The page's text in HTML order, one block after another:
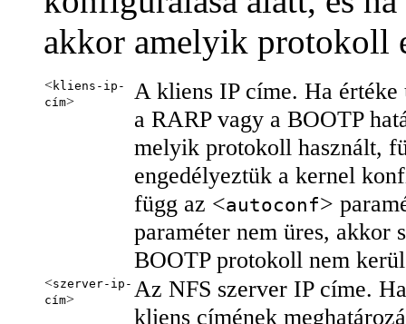
akkor amelyik protokoll
<kliens-ip-
cím>
A kliens IP címe. Ha
a RARP vagy a BOOTP
melyik protokoll használt,
engedélyeztük a kernel
függ az <autoconf>
paraméter nem üres, akkor
BOOTP protokoll nem
<szerver-ip-
cím>
Az NFS szerver IP címe.
kliens címének